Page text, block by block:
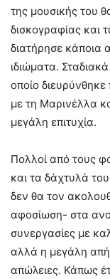
της μουσικής του
δισκογραφίας και
διατήρησε κάποια
ιδιώματα.
οποίο
με τη Μαρινέλλα
μεγάλη επιτυχία.
Πολλοί από τους
και τα δάχτυλά
δεν θα τον
αφοσίωση- στα
συνεργασίες με
αλλά η μεγάλη
απώλειες. Κάπως